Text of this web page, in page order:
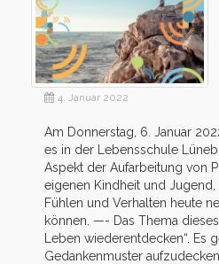
4. Januar 2022
Am Donnerstag, 6. Januar
es in der Lebensschule
Aspekt der Aufarbeitung von
eigenen Kindheit und Jugend,
Fühlen und Verhalten heute
können. —- Das Thema
Leben wiederentdecken“. Es
Gedankenmuster